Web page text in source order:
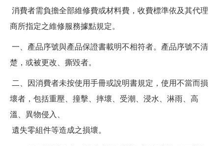
消費者需負擔全部維修費或材料費，收費標準依及其代理
商所指定之維修服務據點規定。
一、產品序號與產品保證書載明不相符者。產品序號不清
楚，或被更改、撕毀者。
二、因消費者未按使用手冊或說明書規定，使用不當而損
壞者，包括重壓、撞擊、摔壞、受潮、浸水、淋雨、高
溫、異物侵入、
遺失零組件等造成之損壞。